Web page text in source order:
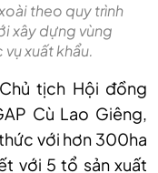
theo quy trình
xây dựng vùng
xuất khẩu.
tịch Hội đồng
Cù Lao Giêng,
với hơn 300ha
với 5 tổ sản xuất